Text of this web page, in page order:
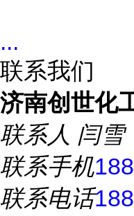
...
联系我们
济南创世化
联系人 闫雪
联系手机
联系电话